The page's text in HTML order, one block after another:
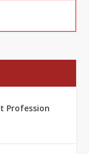
Profession